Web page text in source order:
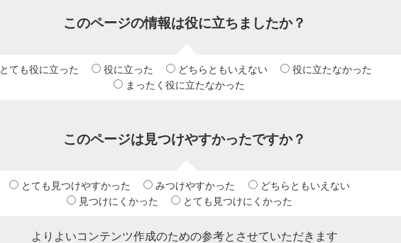
このページの情報は役に立ちましたか？
とても役に立った 役に立った どちらともいえない
役に立たなかった
まったく役に立たなかった
このページは見つけやすかったですか？
とても見つけやすかった みつけやすかった
どちらともいえない
見つけにくかった
とても見つけにくかった
よりよいコンテンツ作成のための参考とさせていただきます